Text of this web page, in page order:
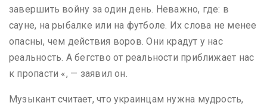
завершить войну за один день. Неважно, где: в
сауне, на рыбалке или на футболе. Их слова не менее
опасны, чем действия воров. Они крадут у нас
реальность. А бегство от реальности приближает нас
к пропасти «, — заявил он.
Музыкант считает, что украинцам нужна мудрость,